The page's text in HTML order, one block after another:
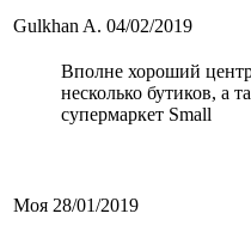
Gulkhan A. 04/02/2019
Вполне хороший
несколько бутиков, а
супермаркет Small
Моя 28/01/2019